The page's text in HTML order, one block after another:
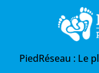
PiedRéseau : Le